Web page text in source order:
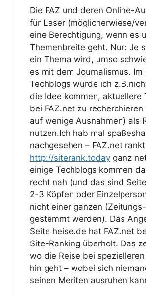
Die FAZ und deren Online-
für Leser (möglicherwiese/
eine Berechtigung, wenn es
Themenbreite geht. Nur: Je
ein Thema wird, umso
es mit dem Journalismus. Im
Techblogs würde ich
die Idee kommen, aktuellere
bei FAZ.net zu
auf wenige Ausnahmen) als
nutzen.Ich hab mal
nachgesehen – FAZ.net
http://siterank.today ganz
einige Techblogs kommen
recht nah (und das sind
2-3 Köpfen oder
nicht einer ganzen
gestemmt werden). Das
Seite heise.de hat FAZ.net
Site-Ranking überholt. Das
wo die Reise bei
hin geht – wobei sich
seinen Meriten ausruhen